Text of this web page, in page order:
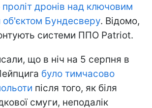
проліт дронів над ключовим
об'єктом Бундесверу. Відомо,
системи ППО Patriot.
що в ніч на 5 серпня в
було тимчасово
після того, як біля
смуги, неподалік